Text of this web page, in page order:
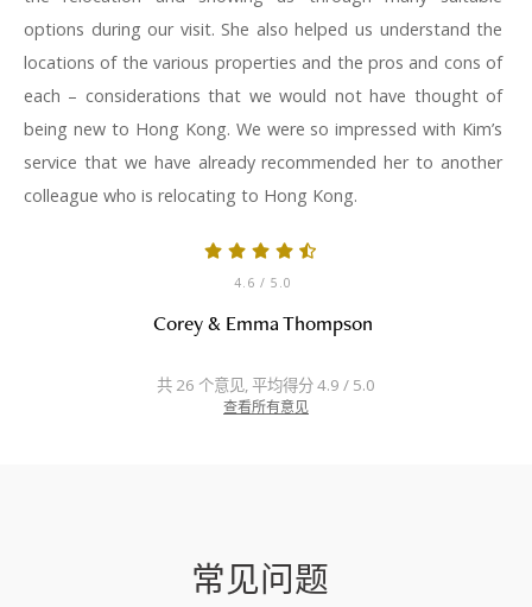
options during our visit. She also helped us understand the
locations of the various properties and the pros and cons of
each – considerations that we would not have thought of
being new to Hong Kong. We were so impressed with Kim’s
service that we have already recommended her to another
colleague who is relocating to Hong Kong.
4.6 / 5.0
Corey & Emma Thompson
共 26 个意见, 平均得分 4.9 / 5.0
查看所有意见
常见问题